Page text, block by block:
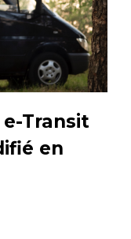
e-Transit
en